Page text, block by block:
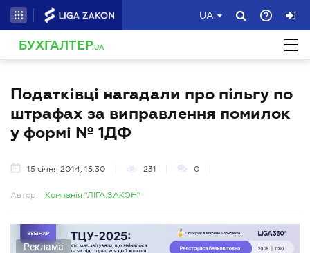
UA
БУХГАЛТЕР.UA
Податківці нагадали про пільгу по
штрафах за виправлення помилок
у формі № 1ДФ
15 січня 2014, 15:30 231 0
Автор: Компанія "ЛІГА:ЗАКОН"
Реклама